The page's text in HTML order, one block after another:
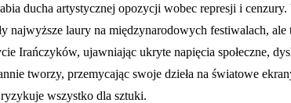
ducha artystycznej opozycji wobec represji i
laury na międzynarodowych festiwalach, ale
Irańczyków, ujawniając ukryte napięcia społeczne,
tworzy, przemycając swoje dzieła na światowe
wszystko dla sztuki.